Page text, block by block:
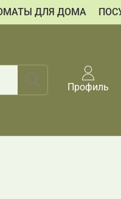
ДЛЯ ДОМА
Профиль